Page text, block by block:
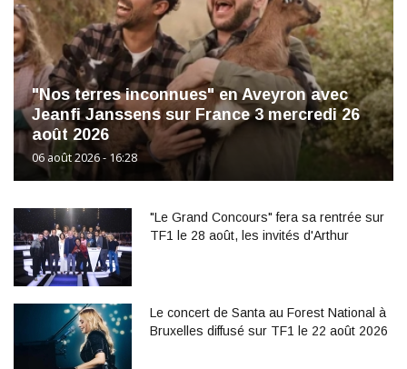
"Nos terres inconnues" en Aveyron avec
Jeanfi Janssens sur France 3 mercredi 26
août 2026
06 août 2026 - 16:28
"Le Grand Concours" fera sa rentrée sur
TF1 le 28 août, les invités d'Arthur
Le concert de Santa au Forest National à
Bruxelles diffusé sur TF1 le 22 août 2026